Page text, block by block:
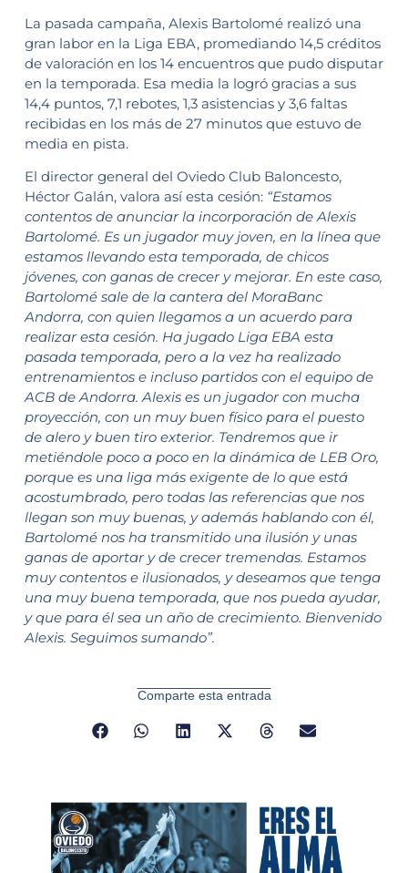
La pasada campaña, Alexis Bartolomé realizó una
gran labor en la Liga EBA, promediando 14,5 créditos
de valoración en los 14 encuentros que pudo disputar
en la temporada. Esa media la logró gracias a sus
14,4 puntos, 7,1 rebotes, 1,3 asistencias y 3,6 faltas
recibidas en los más de 27 minutos que estuvo de
media en pista.
El director general del Oviedo Club Baloncesto,
Héctor Galán, valora así esta cesión: “Estamos
contentos de anunciar la incorporación de Alexis
Bartolomé. Es un jugador muy joven, en la línea que
estamos llevando esta temporada, de chicos
jóvenes, con ganas de crecer y mejorar. En este caso,
Bartolomé sale de la cantera del MoraBanc
Andorra, con quien llegamos a un acuerdo para
realizar esta cesión. Ha jugado Liga EBA esta
pasada temporada, pero a la vez ha realizado
entrenamientos e incluso partidos con el equipo de
ACB de Andorra. Alexis es un jugador con mucha
proyección, con un muy buen físico para el puesto
de alero y buen tiro exterior. Tendremos que ir
metiéndole poco a poco en la dinámica de LEB Oro,
porque es una liga más exigente de lo que está
acostumbrado, pero todas las referencias que nos
llegan son muy buenas, y además hablando con él,
Bartolomé nos ha transmitido una ilusión y unas
ganas de aportar y de crecer tremendas. Estamos
muy contentos e ilusionados, y deseamos que tenga
una muy buena temporada, que nos pueda ayudar,
y que para él sea un año de crecimiento. Bienvenido
Alexis. Seguimos sumando”.
Comparte esta entrada